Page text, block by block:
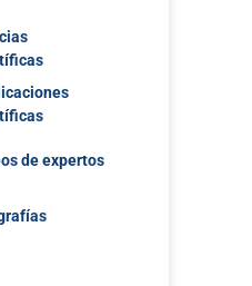
de expertos